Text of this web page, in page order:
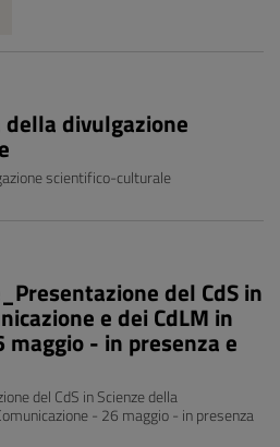
della divulgazione
scientifico-culturale
del CdS in
e dei CdLM in
maggio - in presenza e
del CdS in Scienze della
- 26 maggio - in presenza